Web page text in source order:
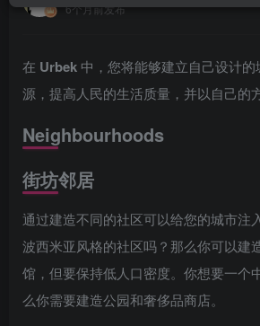
6个月前发布
在 Urbek 中，您将能够建立自己设计
源，提高人民的生活质量，并以自己的
Neighbourhoods
街坊邻居
通过建造不同的社区可以给您的城市注
波西米亚风格的社区吗？那么你可以建
馆，但要保持低人口密度。你想要一个
么你需要建造公园和奢侈品商店。